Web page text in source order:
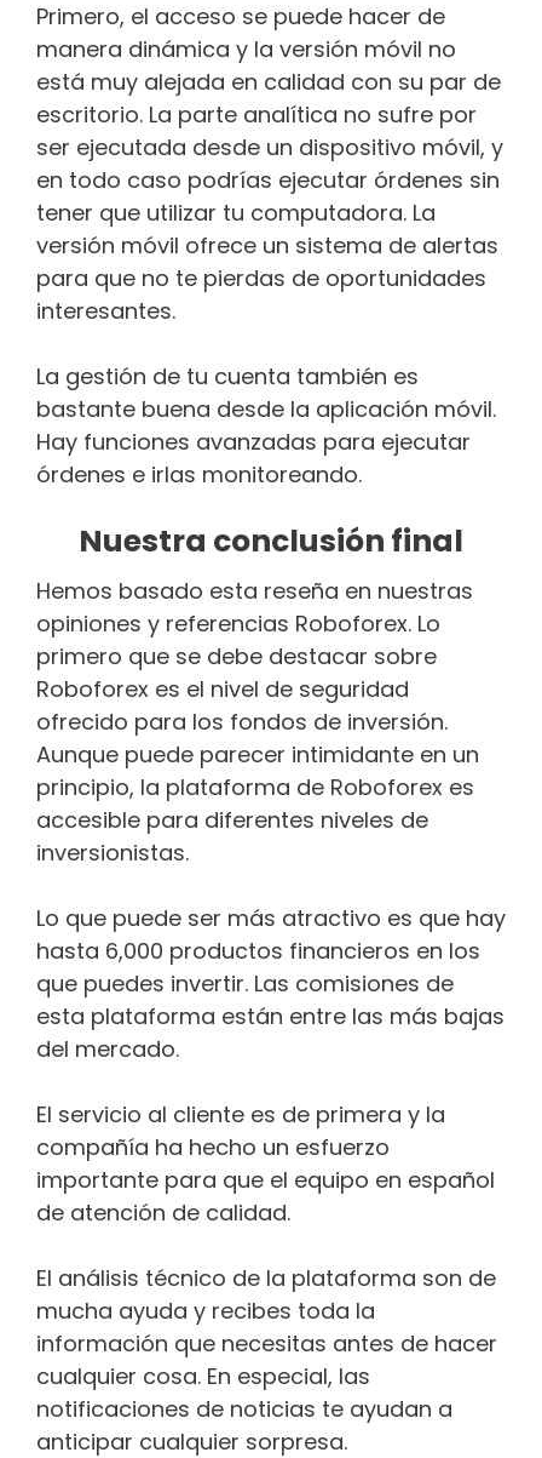
Primero, el acceso se puede hacer de
manera dinámica y la versión móvil no
está muy alejada en calidad con su par de
escritorio. La parte analítica no sufre por
ser ejecutada desde un dispositivo móvil, y
en todo caso podrías ejecutar órdenes sin
tener que utilizar tu computadora. La
versión móvil ofrece un sistema de alertas
para que no te pierdas de oportunidades
interesantes.
La gestión de tu cuenta también es
bastante buena desde la aplicación móvil.
Hay funciones avanzadas para ejecutar
órdenes e irlas monitoreando.
Nuestra conclusión final
Hemos basado esta reseña en nuestras
opiniones y referencias Roboforex. Lo
primero que se debe destacar sobre
Roboforex es el nivel de seguridad
ofrecido para los fondos de inversión.
Aunque puede parecer intimidante en un
principio, la plataforma de Roboforex es
accesible para diferentes niveles de
inversionistas.
Lo que puede ser más atractivo es que hay
hasta 6,000 productos financieros en los
que puedes invertir. Las comisiones de
esta plataforma están entre las más bajas
del mercado.
El servicio al cliente es de primera y la
compañía ha hecho un esfuerzo
importante para que el equipo en español
de atención de calidad.
El análisis técnico de la plataforma son de
mucha ayuda y recibes toda la
información que necesitas antes de hacer
cualquier cosa. En especial, las
notificaciones de noticias te ayudan a
anticipar cualquier sorpresa.